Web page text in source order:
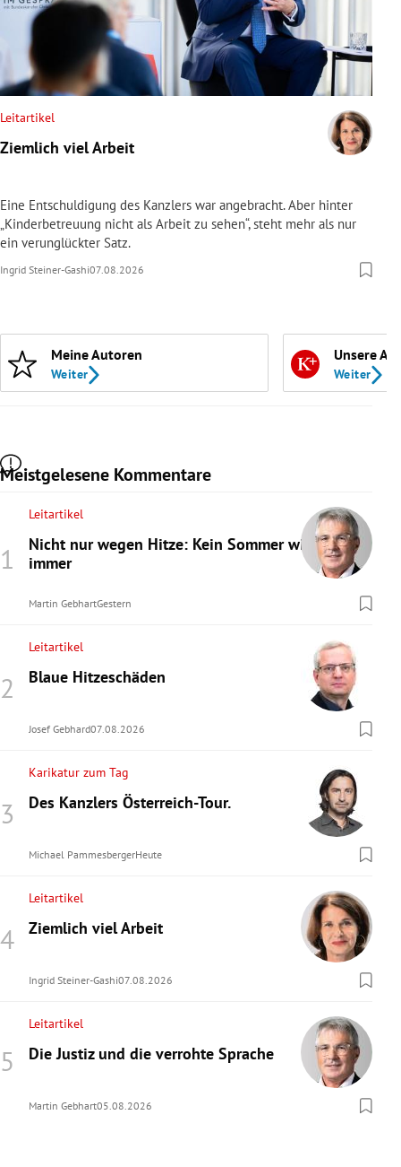
Leitartikel
Ziemlich viel Arbeit
Eine Entschuldigung des Kanzlers war angebracht. Aber hinter
„Kinderbetreuung nicht als Arbeit zu sehen“, steht mehr als nur
ein verunglückter Satz.
Ingrid Steiner-Gashi07.08.2026
Meine Autoren
Weiter
Unsere
Weiter
Meistgelesene Kommentare
Leitartikel
Nicht nur wegen Hitze: Kein Sommer wie
immer
Martin GebhartGestern
Leitartikel
Blaue Hitzeschäden
Josef Gebhard07.08.2026
Karikatur zum Tag
Des Kanzlers Österreich-Tour.
Michael PammesbergerHeute
Leitartikel
Ziemlich viel Arbeit
Ingrid Steiner-Gashi07.08.2026
Leitartikel
Die Justiz und die verrohte Sprache
Martin Gebhart05.08.2026